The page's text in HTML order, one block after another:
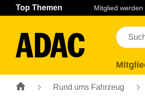
Navigation Seiteninhalt Fußzeile
Top Themen Mitglied werden
Rund ums Fahrzeug